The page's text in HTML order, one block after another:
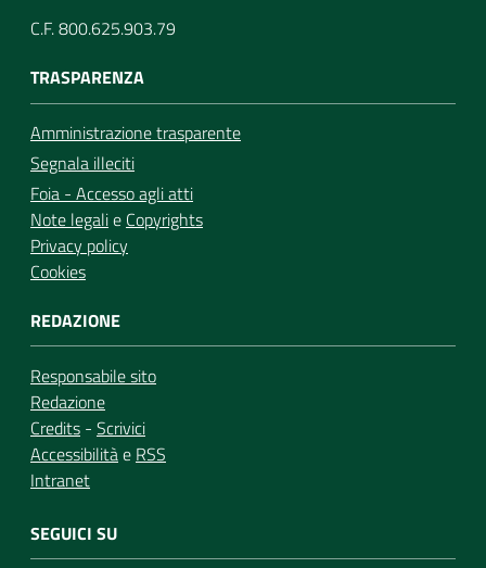
C.F. 800.625.903.79
TRASPARENZA
Amministrazione trasparente
Segnala illeciti
Foia - Accesso agli atti
Note legalie Copyrights
Privacy policy
Cookies
REDAZIONE
Responsabile sito
Redazione
Credits - Scrivici
Accessibilitàe RSS
Intranet
SEGUICI SU